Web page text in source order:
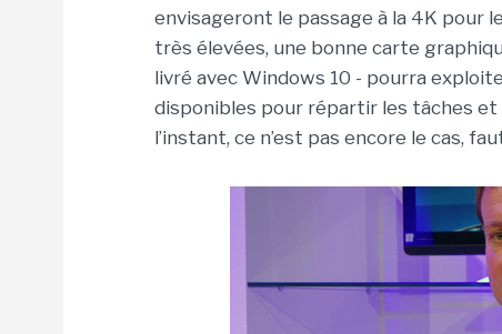
envisageront le passage à la 4K pour
très élevées, une bonne carte
livré avec Windows 10 - pourra
disponibles pour répartir les tâches et
l’instant, ce n’est pas encore le cas,